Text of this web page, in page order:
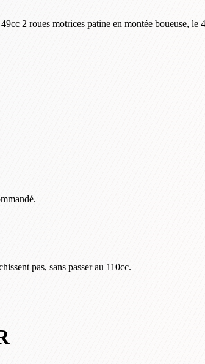
2 roues motrices patine en montée boueuse,
pas, sans passer au 110cc.